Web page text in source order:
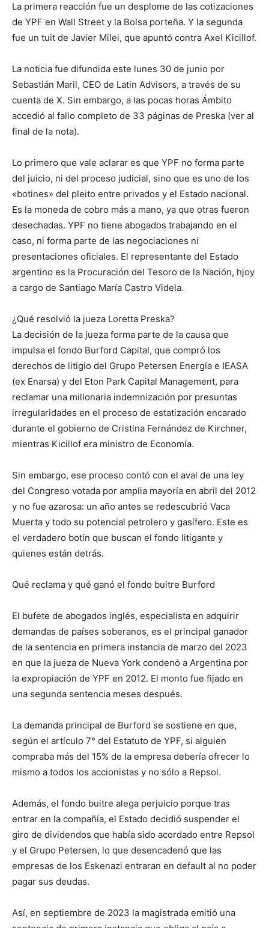
La primera reacción fue un desplome de las cotizaciones
de YPF en Wall Street y la Bolsa porteña. Y la segunda
fue un tuit de Javier Milei, que apuntó contra Axel Kicillof.
La noticia fue difundida este lunes 30 de junio por
Sebastián Maril, CEO de Latin Advisors, a través de su
cuenta de X. Sin embargo, a las pocas horas Ámbito
accedió al fallo completo de 33 páginas de Preska (ver al
final de la nota).
Lo primero que vale aclarar es que YPF no forma parte
del juicio, ni del proceso judicial, sino que es uno de los
«botines» del pleito entre privados y el Estado nacional.
Es la moneda de cobro más a mano, ya que otras fueron
desechadas. YPF no tiene abogados trabajando en el
caso, ni forma parte de las negociaciones ni
presentaciones oficiales. El representante del Estado
argentino es la Procuración del Tesoro de la Nación, hjoy
a cargo de Santiago María Castro Videla.
¿Qué resolvió la jueza Loretta Preska?
La decisión de la jueza forma parte de la causa que
impulsa el fondo Burford Capital, que compró los
derechos de litigio del Grupo Petersen Energía e IEASA
(ex Enarsa) y del Eton Park Capital Management, para
reclamar una millonaria indemnización por presuntas
irregularidades en el proceso de estatización encarado
durante el gobierno de Cristina Fernández de Kirchner,
mientras Kicillof era ministro de Economía.
Sin embargo, ese proceso contó con el aval de una ley
del Congreso votada por amplia mayoría en abril del 2012
y no fue azarosa: un año antes se redescubrió Vaca
Muerta y todo su potencial petrolero y gasífero. Este es
el verdadero botín que buscan el fondo litigante y
quienes están detrás.
Qué reclama y qué ganó el fondo buitre Burford
El bufete de abogados inglés, especialista en adquirir
demandas de países soberanos, es el principal ganador
de la sentencia en primera instancia de marzo del 2023
en que la jueza de Nueva York condenó a Argentina por
la expropiación de YPF en 2012. El monto fue fijado en
una segunda sentencia meses después.
La demanda principal de Burford se sostiene en que,
según el artículo 7° del Estatuto de YPF, si alguien
compraba más del 15% de la empresa debería ofrecer lo
mismo a todos los accionistas y no sólo a Repsol.
Además, el fondo buitre alega perjuicio porque tras
entrar en la compañía, el Estado decidió suspender el
giro de dividendos que había sido acordado entre Repsol
y el Grupo Petersen, lo que desencadenó que las
empresas de los Eskenazi entraran en default al no poder
pagar sus deudas.
Así, en septiembre de 2023 la magistrada emitió una